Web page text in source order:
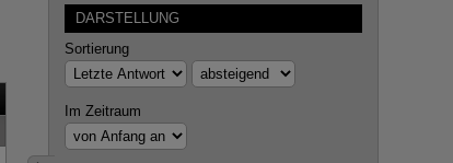
DARSTELLUNG
Sortierung
Im Zeitraum